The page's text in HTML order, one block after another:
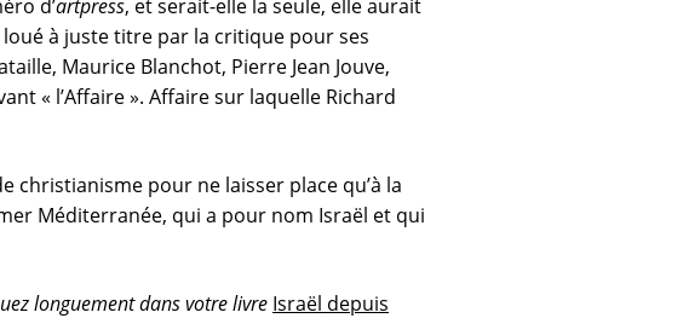
d’artpress, et serait-elle la seule, elle aurait
à juste titre par la critique pour ses
Maurice Blanchot, Pierre Jean Jouve,
« l’Affaire ». Affaire sur laquelle Richard
christianisme pour ne laisser place qu’à la
Méditerranée, qui a pour nom Israël et qui
longuement dans votre livre Israël depuis